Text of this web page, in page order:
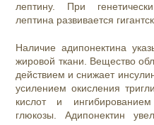
лептину. При
лептина развивается
Наличие адипонектина
жировой ткани. Вещество
действием и снижает
усилением окисления
кислот и
глюкозы. Адипонектин